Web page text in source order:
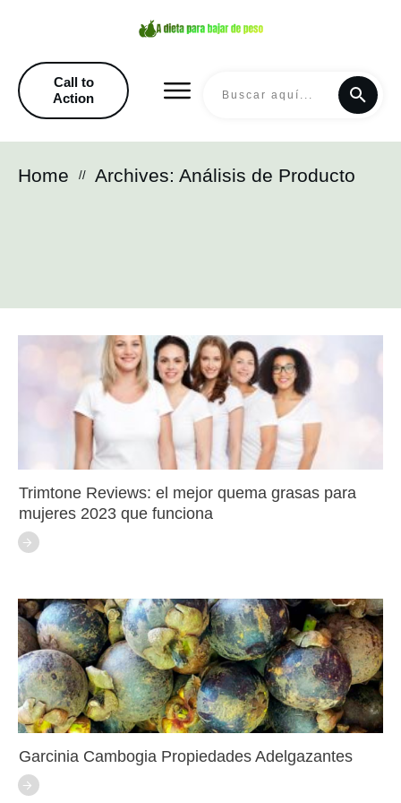
Call to
Action
Home // Archives: Análisis de Producto
Trimtone Reviews: el mejor quema grasas para
mujeres 2023 que funciona
Garcinia Cambogia Propiedades Adelgazantes